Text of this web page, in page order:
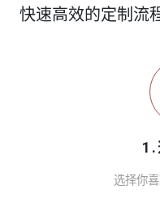
快速高效的定制流
1.
选择你